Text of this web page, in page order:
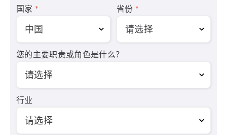
国家 * 省份 *
您的主要职责或角色是什么？
行业